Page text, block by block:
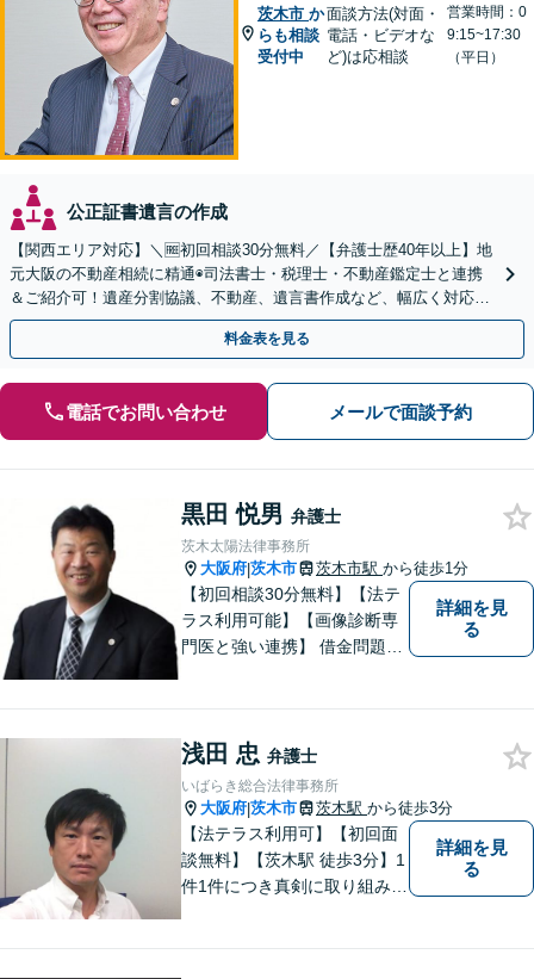
茨木市 か
らも相談
受付中
面談方法(対面・
電話・ビデオな
ど)は応相談
営業時間：0
9:15~17:30
（平日）
公正証書遺言の作成
【関西エリア対応】＼🆓初回相談30分無料／【弁護士歴40年以上】地
元大阪の不動産相続に精通◉司法書士・税理士・不動産鑑定士と連携
＆ご紹介可！遺産分割協議、不動産、遺言書作成など、幅広く対応し
ます。お気軽にご相談ください
料金表を見る
電話でお問い合わせ メールで面談予約
黒田 悦男 弁護士
茨木太陽法律事務所
大阪府|茨木市 茨木市駅 から徒歩1分
【初回相談30分無料】【法テ
ラス利用可能】【画像診断専
門医と強い連携】 借金問題・
生の声が聞ける相談会も開
催。物損事故から高次脳機能
障害などまで幅広く対応。
詳細を見
る
浅田 忠 弁護士
いばらき総合法律事務所
大阪府|茨木市 茨木駅 から徒歩3分
【法テラス利用可】【初回面
談無料】【茨木駅 徒歩3分】1
件1件につき真剣に取り組み、
詳細を見
る